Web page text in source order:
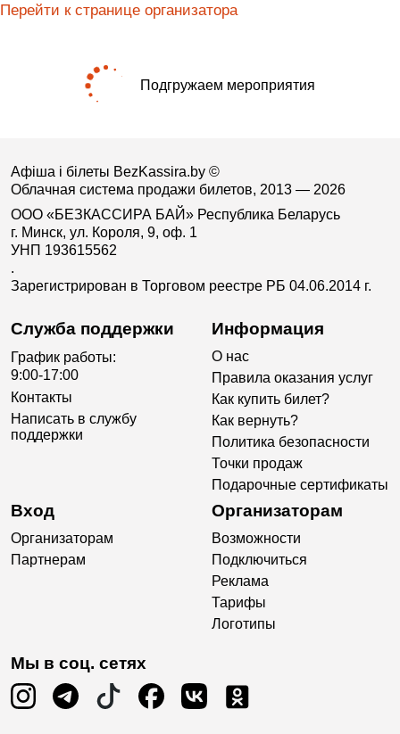
Перейти к странице организатора
Подгружаем мероприятия
Афіша і білеты BezKassira.by ©
Облачная система продажи билетов, 2013 — 2026
ООО «БЕЗКАССИРА БАЙ» Республика Беларусь
г. Минск, ул. Короля, 9, оф. 1
УНП 193615562
.
Зарегистрирован в Торговом реестре РБ 04.06.2014 г.
Служба поддержки
График работы:
9:00-17:00
Контакты
Написать в службу
поддержки
Информация
О нас
Правила оказания услуг
Как купить билет?
Как вернуть?
Политика безопасности
Точки продаж
Подарочные сертификаты
Вход
Организаторам
Партнерам
Организаторам
Возможности
Подключиться
Реклама
Тарифы
Логотипы
Мы в соц. сетях